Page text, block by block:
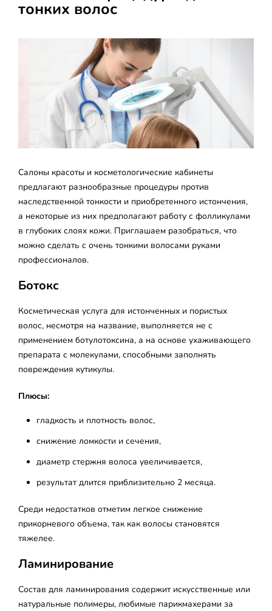
тонких волос
Салоны красоты и косметологические кабинеты
предлагают разнообразные процедуры против
наследственной тонкости и приобретенного истончения,
а некоторые из них предполагают работу с фолликулами
в глубоких слоях кожи. Приглашаем разобраться, что
можно сделать с очень тонкими волосами руками
профессионалов.
Ботокс
Косметическая услуга для истонченных и пористых
волос, несмотря на название, выполняется не с
применением ботулотоксина, а на основе ухаживающего
препарата с молекулами, способными заполнять
повреждения кутикулы.
Плюсы:
гладкость и плотность волос,
снижение ломкости и сечения,
диаметр стержня волоса увеличивается,
результат длится приблизительно 2 месяца.
Среди недостатков отметим легкое снижение
прикорневого объема, так как волосы становятся
тяжелее.
Ламинирование
Состав для ламинирования содержит искусственные или
натуральные полимеры, любимые парикмахерами за